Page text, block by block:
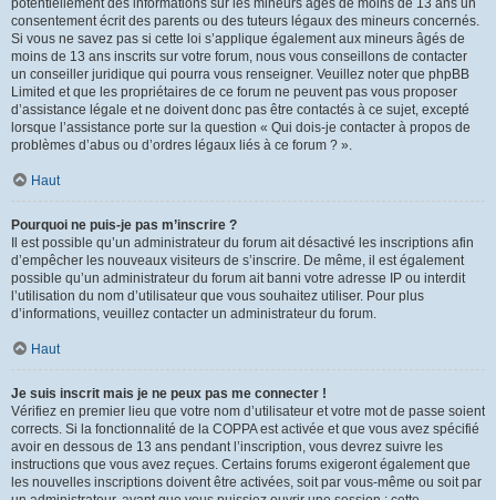
potentiellement des informations sur les mineurs âgés de moins de 13 ans un
consentement écrit des parents ou des tuteurs légaux des mineurs concernés.
Si vous ne savez pas si cette loi s’applique également aux mineurs âgés de
moins de 13 ans inscrits sur votre forum, nous vous conseillons de contacter
un conseiller juridique qui pourra vous renseigner. Veuillez noter que phpBB
Limited et que les propriétaires de ce forum ne peuvent pas vous proposer
d’assistance légale et ne doivent donc pas être contactés à ce sujet, excepté
lorsque l’assistance porte sur la question « Qui dois-je contacter à propos de
problèmes d’abus ou d’ordres légaux liés à ce forum ? ».
Haut
Pourquoi ne puis-je pas m’inscrire ?
Il est possible qu’un administrateur du forum ait désactivé les inscriptions afin
d’empêcher les nouveaux visiteurs de s’inscrire. De même, il est également
possible qu’un administrateur du forum ait banni votre adresse IP ou interdit
l’utilisation du nom d’utilisateur que vous souhaitez utiliser. Pour plus
d’informations, veuillez contacter un administrateur du forum.
Haut
Je suis inscrit mais je ne peux pas me connecter !
Vérifiez en premier lieu que votre nom d’utilisateur et votre mot de passe soient
corrects. Si la fonctionnalité de la COPPA est activée et que vous avez spécifié
avoir en dessous de 13 ans pendant l’inscription, vous devrez suivre les
instructions que vous avez reçues. Certains forums exigeront également que
les nouvelles inscriptions doivent être activées, soit par vous-même ou soit par